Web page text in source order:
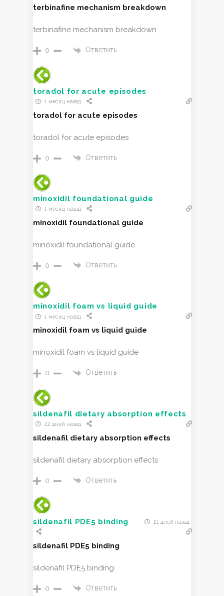
terbinafine mechanism breakdown
terbinafine mechanism breakdown
0 Ответить
toradol for acute episodes
1 месяц назад
toradol for acute episodes
toradol for acute episodes
0 Ответить
minoxidil foundational guide
1 месяц назад
minoxidil foundational guide
minoxidil foundational guide
0 Ответить
minoxidil foam vs liquid guide
1 месяц назад
minoxidil foam vs liquid guide
minoxidil foam vs liquid guide
0 Ответить
sildenafil dietary absorption effects
22 дней назад
sildenafil dietary absorption effects
sildenafil dietary absorption effects
0 Ответить
sildenafil PDE5 binding 21 дней назад
sildenafil PDE5 binding
sildenafil PDE5 binding
0 Ответить